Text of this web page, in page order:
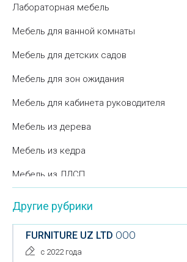
Лабораторная мебель
Мебель для ванной комнаты
Мебель для детских садов
Мебель для зон ожидания
Мебель для кабинета руководителя
Мебель из дерева
Мебель из кедра
Мебель из ЛДСП
Мебель повышенной прочности
Мебельная фурнитура
Мебельное оборудование
Другие рубрики
FURNITURE UZ LTD ООО
с 2022 года